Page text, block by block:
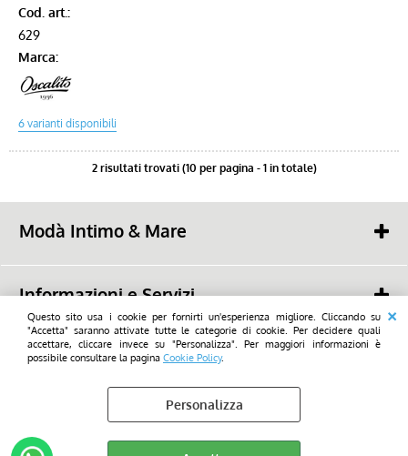
Questo sito usa i cookie per fornirti un'esperienza migliore. Cliccando su
"Accetta" saranno attivate tutte le categorie di cookie. Per decidere quali
accettare, cliccare invece su "Personalizza". Per maggiori informazioni è
possibile consultare la pagina Cookie Policy.
Personalizza
Cod. art.:
629
Marca:
2 risultati trovati (10 per pagina - 1 in totale)
Modà Intimo & Mare
tel. (+39) 0545 23668
mail: info@modalugo.it
WhatsApp: (+39) 347 736 9692
Informazioni e Servizi
Chi Siamo
Condizioni di Vendita
2026 - Savioli snc - Tutti i diritti di utilizzo sono riservati_All rights reserved
Cookie Policy Preferenze cookie